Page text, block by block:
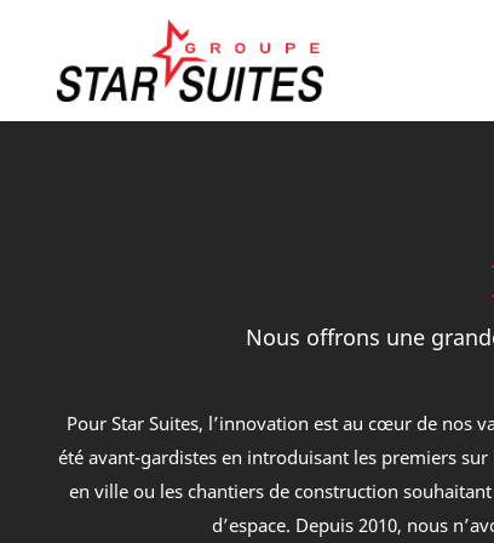
Nous offrons une
Pour Star Suites, l’innovation est au cœur de nos
été avant-gardistes en introduisant les premiers
en ville ou les chantiers de construction
d’espace. Depuis 2010, nous
Présidentielle
Oasis 820 /
823